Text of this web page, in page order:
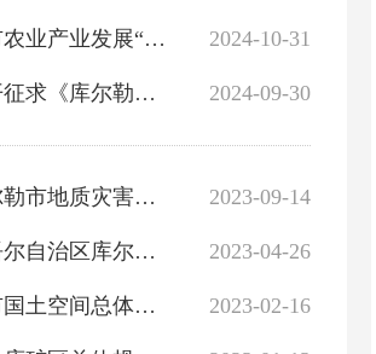
2024-10-31
库尔勒市农业产业发展“十四五”规划
2024-09-30
关于公开征求《库尔勒市海绵城市建设规划（2023-2035年）》、《库尔勒市城市节约用水中长期规划（2023-2035...
2023-09-14
新疆库尔勒市地质灾害防治“十四五”规划（2021-2025年）的公示
2023-04-26
新疆维吾尔自治区库尔勒市矿产资源总体规划(2021～2025年)
2023-02-16
库尔勒市国土空间总体规划（2021—2035年）草案公示